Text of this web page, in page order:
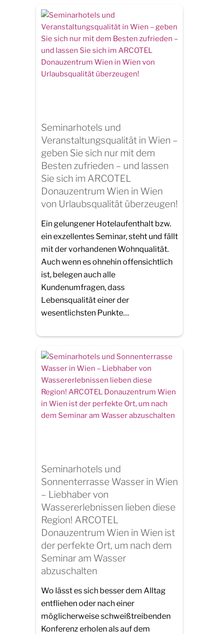
Seminarhotels und
Veranstaltungsqualität in Wien –
geben Sie sich nur mit dem
Besten zufrieden – und lassen
Sie sich im ARCOTEL
Donauzentrum Wien in Wien
von Urlaubsqualität überzeugen!
Ein gelungener Hotelaufenthalt bzw.
ein exzellentes Seminar, steht und fällt
mit der vorhandenen Wohnqualität.
Auch wenn es ohnehin offensichtlich
ist, belegen auch alle
Kundenumfragen, dass
Lebensqualität einer der
wesentlichsten Punkte…
Seminarhotels und
Sonnenterrasse Wasser in Wien
– Liebhaber von
Wassererlebnissen lieben diese
Region! ARCOTEL
Donauzentrum Wien in Wien ist
der perfekte Ort, um nach dem
Seminar am Wasser
abzuschalten
Wo lässt es sich besser dem Alltag
entfliehen oder nach einer
möglicherweise schweißtreibenden
Konferenz erholen als auf dem